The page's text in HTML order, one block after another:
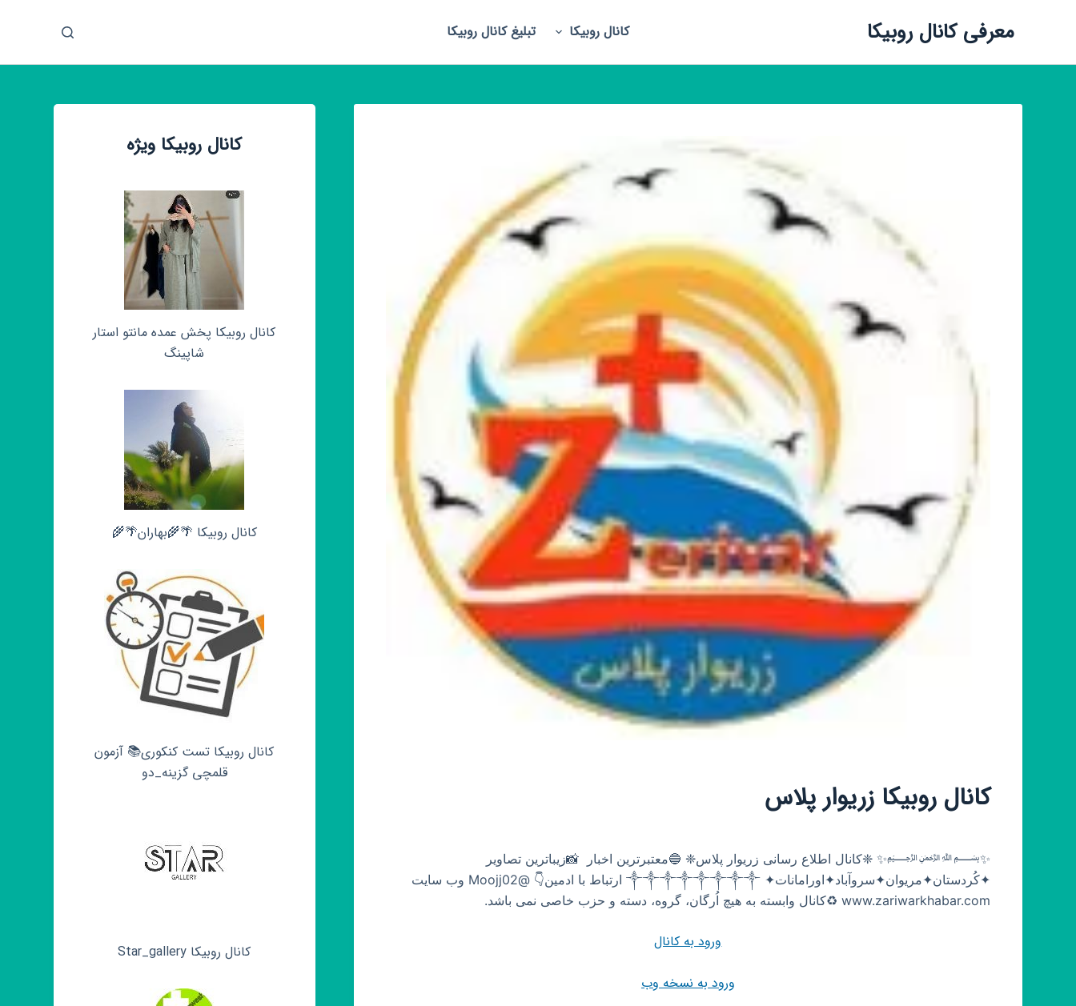
ش
معرفی کانال روبیکا کانال روبیکا تبلیغ کانال روبیکا
کانال روبیکا زریوار پلاس
✨﷽✨ ❈کانال اطلاع رسانی زریوار پلاس❈ 🔵معتبرترین اخبار 📸زیباترین تصاویر
✦کُردستان✦مریوان✦سروآباد✦اورامانات✦ ༒༒༒༒༒༒༒༒ ارتباط با ادمین👇 @Moojj02 وب سایت
www.zariwarkhabar.com ♻کانال وابسته به هیچ اُرگان، گروه، دسته و حزب خاصی نمی باشد.
ورود به کانال
ورود به نسخه وب
کانال روبیکا ویژه
کانال روبیکا پخش عمده مانتو استار
شاپینگ
کانال روبیکا 🌴🌾بهاران🌴🌾
کانال روبیکا تست کنکوری📚 آزمون
قلمچی‌‌ گزینه_دو
کانال روبیکا Star_gallery